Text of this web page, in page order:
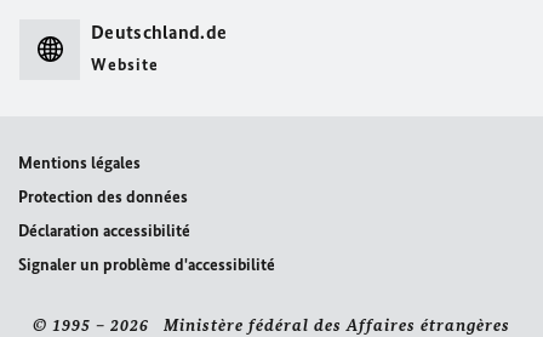
Deutschland.de
Website
Mentions légales
Protection des données
Déclaration accessibilité
Signaler un problème d'accessibilité
© 1995 – 2026 Ministère fédéral des Affaires étrangères